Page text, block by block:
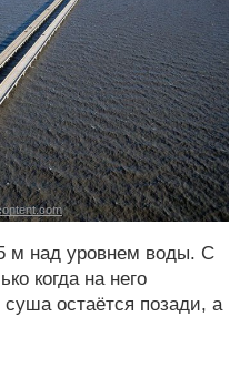
м над уровнем воды. С
когда на него
остаётся позади, а